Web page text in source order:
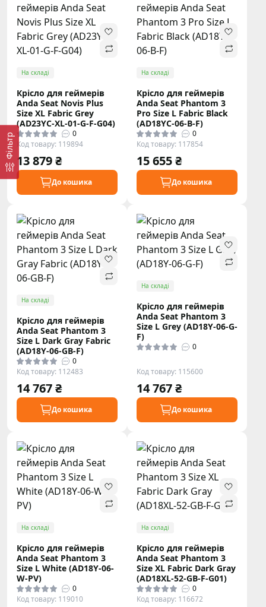
Фільтр
На складі
Крісло для геймерів
Anda Seat Novis Plus
Size XL Fabric Grey
(AD23YC-XL-01-G-F-G04)
0
Код товару: 119894
13 879 ₴
До кошика
На складі
Крісло для геймерів
Anda Seat Phantom 3
Pro Size L Fabric Black
(AD18YC-06-B-F)
0
Код товару: 117854
15 655 ₴
До кошика
На складі
Крісло для геймерів
Anda Seat Phantom 3
Size L Dark Gray Fabric
(AD18Y-06-GB-F)
0
Код товару: 112483
14 767 ₴
До кошика
На складі
Крісло для геймерів
Anda Seat Phantom 3
Size L Grey (AD18Y-06-G-
F)
0
Код товару: 115600
14 767 ₴
До кошика
На складі
Крісло для геймерів
Anda Seat Phantom 3
Size L White (AD18Y-06-
W-PV)
0
Код товару: 119010
На складі
Крісло для геймерів
Anda Seat Phantom 3
Size XL Fabric Dark Gray
(AD18XL-52-GB-F-G01)
0
Код товару: 116672